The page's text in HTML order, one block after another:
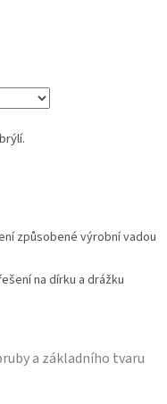
způsobené výrobní vadou
na dírku a drážku
a základního tvaru